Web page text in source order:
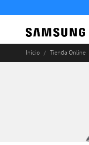
Inicio Tienda Online